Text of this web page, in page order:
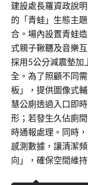
建設處長羅資政說
的「青蛙」生態主
合。場內設置青蛙
式親子鞦韆及音樂
採用5公分減震墊加
全。為了照顧不同
板」，提供圖像式
慧公廁透過入口即
形；若發生久佔廁
時通報處理。同時
感測數據，讓清潔
向」，確保空間維持